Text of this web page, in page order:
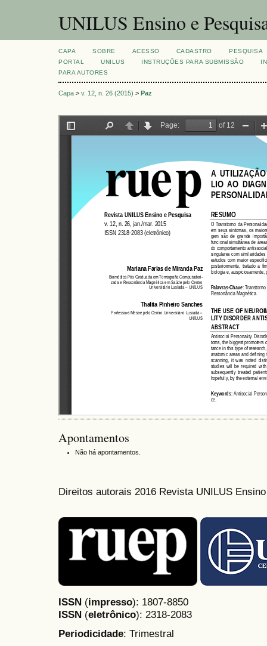
UNILUS Ensino e
CAPA SOBRE ACESSO CADASTRO
PESQUISA
PORTAL
UNILUS INSTRUÇÕES PARA SUBMISSÃO
PARA AUTORES
Capa > v. 12, n. 26 (2015) > Paz
Apontamentos
Não há apontamentos.
Direitos autorais 2016 Revista UNILUS
ISSN (impresso): 1807-8850
ISSN (eletrônico): 2318-2083
Periodicidade: Trimestral